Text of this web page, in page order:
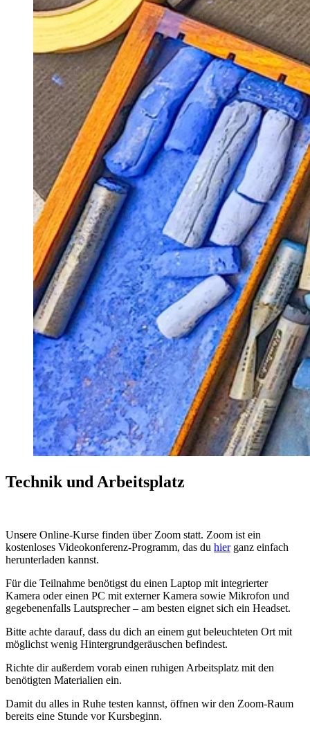
Technik und Arbeitsplatz
Unsere Online-Kurse finden über Zoom statt. Zoom ist ein
kostenloses Videokonferenz-Programm, das du hierganz einfach
herunterladen kannst.
Für die Teilnahme benötigst du einen Laptop mit integrierter
Kamera oder einen PC mit externer Kamera sowie Mikrofon und
gegebenenfalls Lautsprecher – am besten eignet sich ein Headset.
Bitte achte darauf, dass du dich an einem gut beleuchteten Ort mit
möglichst wenig Hintergrundgeräuschen befindest.
Richte dir außerdem vorab einen ruhigen Arbeitsplatz mit den
benötigten Materialien ein.
Damit du alles in Ruhe testen kannst, öffnen wir den Zoom-Raum
bereits eine Stunde vor Kursbeginn.